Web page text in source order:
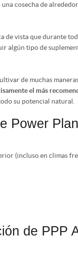
cosecha de
de vista que durante
algún tipo de
de muchas
el más
su potencial natural.
Power
(incluso en climas
de PPP